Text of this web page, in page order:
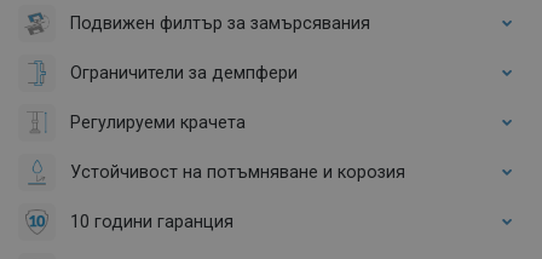
Подвижен филтър за замърсявания
Ограничители за демпфери
Регулируеми крачета
Устойчивост на потъмняване и корозия
10 години гаранция